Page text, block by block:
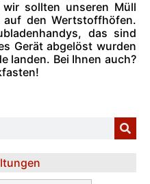
sollten unseren Müll
den Wertstoffhöfen.
das sind
Gerät abgelöst wurden
landen. Bei Ihnen auch?